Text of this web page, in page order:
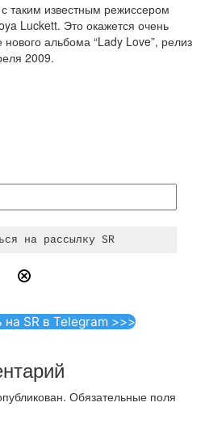
таким известным режиссером
Luckett. Это окажется очень
нового альбома “Lady Love”, релиз
2009.
SR в Telegram >>>
Обязательные поля